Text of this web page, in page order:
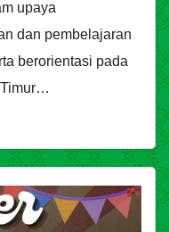
upaya
dan pembelajaran
berorientasi pada
Timur…